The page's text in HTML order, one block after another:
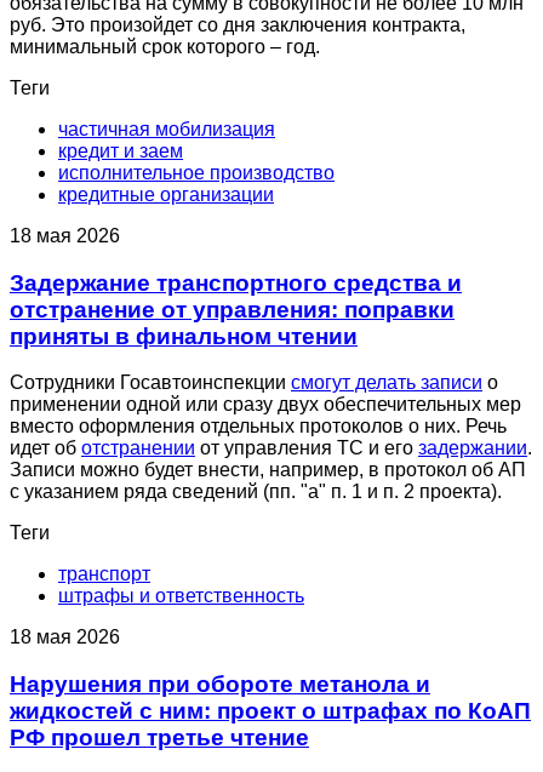
руб. Это произойдет со дня заключения контракта,
минимальный срок которого – год.
Теги
частичная мобилизация
кредит и заем
исполнительное производство
кредитные организации
18 мая 2026
Задержание транспортного средства и
отстранение от управления: поправки
приняты в финальном чтении
Сотрудники Госавтоинспекции смогут делать записи о
применении одной или сразу двух обеспечительных мер
вместо оформления отдельных протоколов о них. Речь
идет об отстранении от управления ТС и его задержании.
Записи можно будет внести, например, в протокол об АП
с указанием ряда сведений (пп. "а" п. 1 и п. 2 проекта).
Теги
транспорт
штрафы и ответственность
18 мая 2026
Нарушения при обороте метанола и
жидкостей с ним: проект о штрафах по КоАП
РФ прошел третье чтение